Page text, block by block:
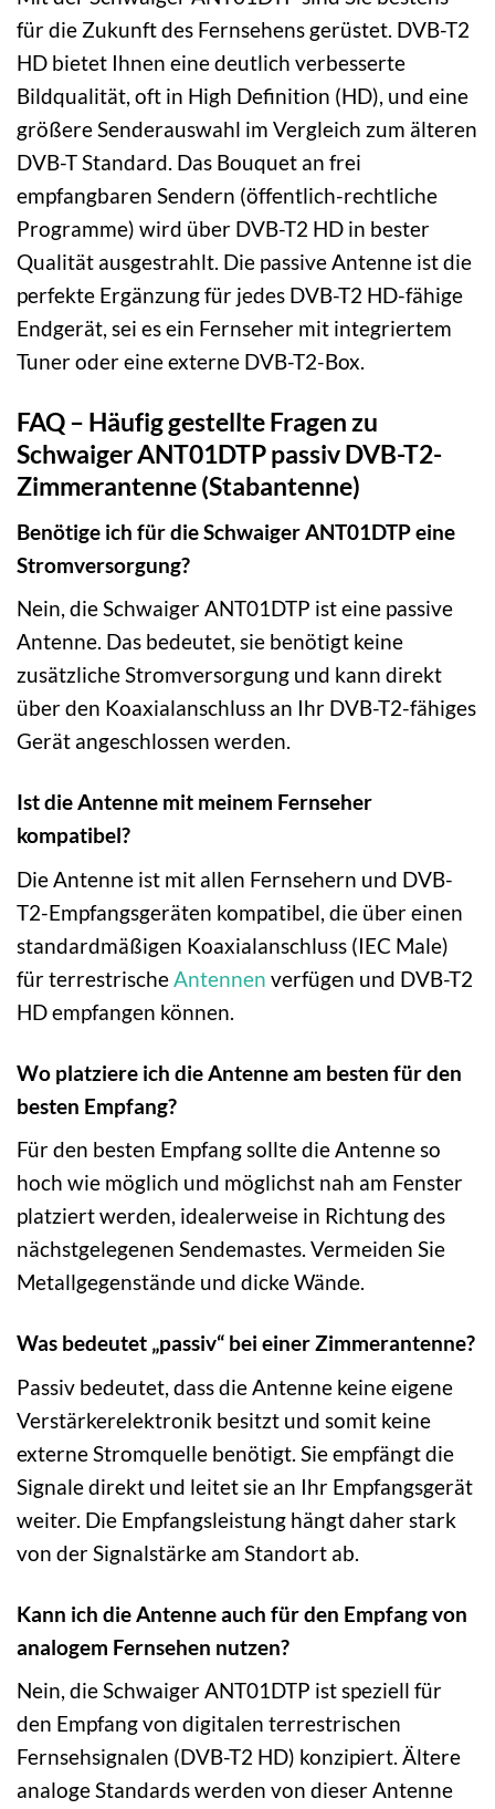
für die Zukunft des Fernsehens gerüstet. DVB-T2
HD bietet Ihnen eine deutlich verbesserte
Bildqualität, oft in High Definition (HD), und eine
größere Senderauswahl im Vergleich zum älteren
DVB-T Standard. Das Bouquet an frei
empfangbaren Sendern (öffentlich-rechtliche
Programme) wird über DVB-T2 HD in bester
Qualität ausgestrahlt. Die passive Antenne ist die
perfekte Ergänzung für jedes DVB-T2 HD-fähige
Endgerät, sei es ein Fernseher mit integriertem
Tuner oder eine externe DVB-T2-Box.
FAQ – Häufig gestellte Fragen zu
Schwaiger ANT01DTP passiv DVB-T2-
Zimmerantenne (Stabantenne)
Benötige ich für die Schwaiger ANT01DTP eine
Stromversorgung?
Nein, die Schwaiger ANT01DTP ist eine passive
Antenne. Das bedeutet, sie benötigt keine
zusätzliche Stromversorgung und kann direkt
über den Koaxialanschluss an Ihr DVB-T2-fähiges
Gerät angeschlossen werden.
Ist die Antenne mit meinem Fernseher
kompatibel?
Die Antenne ist mit allen Fernsehern und DVB-
T2-Empfangsgeräten kompatibel, die über einen
standardmäßigen Koaxialanschluss (IEC Male)
für terrestrischeAntennen verfügen und DVB-T2
HD empfangen können.
Wo platziere ich die Antenne am besten für den
besten Empfang?
Für den besten Empfang sollte die Antenne so
hoch wie möglich und möglichst nah am Fenster
platziert werden, idealerweise in Richtung des
nächstgelegenen Sendemastes. Vermeiden Sie
Metallgegenstände und dicke Wände.
Was bedeutet „passiv“ bei einer Zimmerantenne?
Passiv bedeutet, dass die Antenne keine eigene
Verstärkerelektronik besitzt und somit keine
externe Stromquelle benötigt. Sie empfängt die
Signale direkt und leitet sie an Ihr Empfangsgerät
weiter. Die Empfangsleistung hängt daher stark
von der Signalstärke am Standort ab.
Kann ich die Antenne auch für den Empfang von
analogem Fernsehen nutzen?
Nein, die Schwaiger ANT01DTP ist speziell für
den Empfang von digitalen terrestrischen
Fernsehsignalen (DVB-T2 HD) konzipiert. Ältere
analoge Standards werden von dieser Antenne